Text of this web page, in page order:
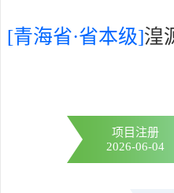
[青海省·省本级]湟
项目注册
2026-06-04